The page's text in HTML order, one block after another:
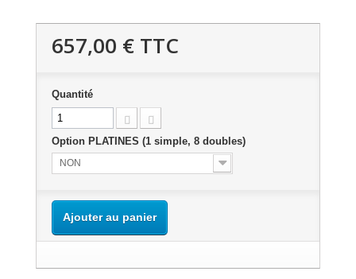
657,00 € TTC
Quantité
Option PLATINES (1 simple, 8 doubles)
NON
Ajouter au panier